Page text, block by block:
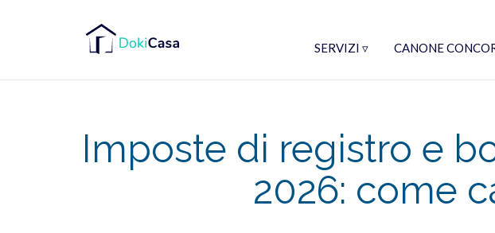
SERVIZI ▿ CANONE
Imposte di registro e
2026: come